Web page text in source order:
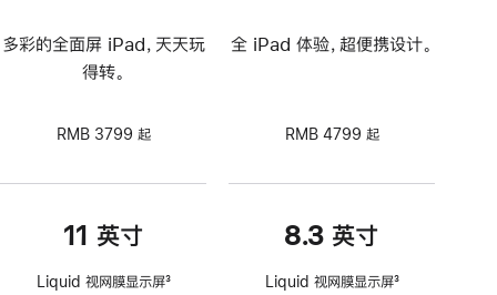
多彩的全面屏 iPad，天天玩
得转。
RMB 3799 起
11 英寸
Liquid 视网膜显示屏3
全 iPad 体验，超便携设计。
RMB 4799 起
8.3 英寸
Liquid 视网膜显示屏3